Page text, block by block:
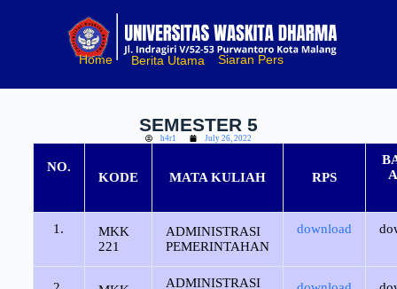
Home Berita Utama Siaran Pers
SEMESTER 5
h4r1 July 26, 2022
NO.
KODE MATA KULIAH RPS
1.
MKK
221
ADMINISTRASI
PEMERINTAHAN
download
ADMINISTRASI